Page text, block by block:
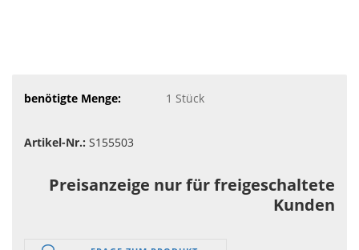
benötigte Menge: 1 Stück
Artikel-Nr.: S155503
Preisanzeige nur für freigeschaltete
Kunden